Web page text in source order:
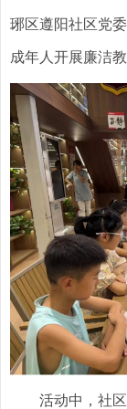
琊区遵阳社区党
成年人开展廉洁
活动中，社